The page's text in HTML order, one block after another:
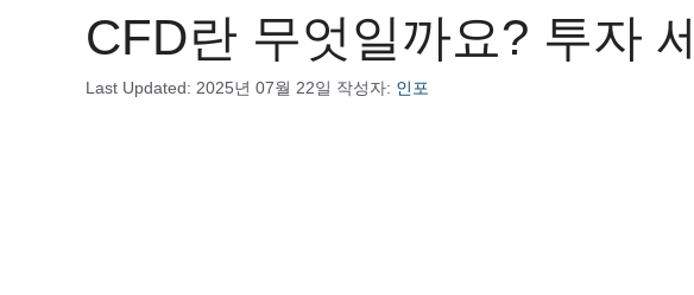
CFD란 무엇일까요? 투자
Last Updated: 2025년 07월 22일 작성자: 인포